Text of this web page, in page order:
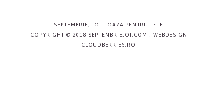
SEPTEMBRIE, JOI
- OAZA PENTRU FETE
COPYRIGHT © 2018 SEPTEMBRIEJOI.COM , WEBDESIGN
CLOUDBERRIES.RO